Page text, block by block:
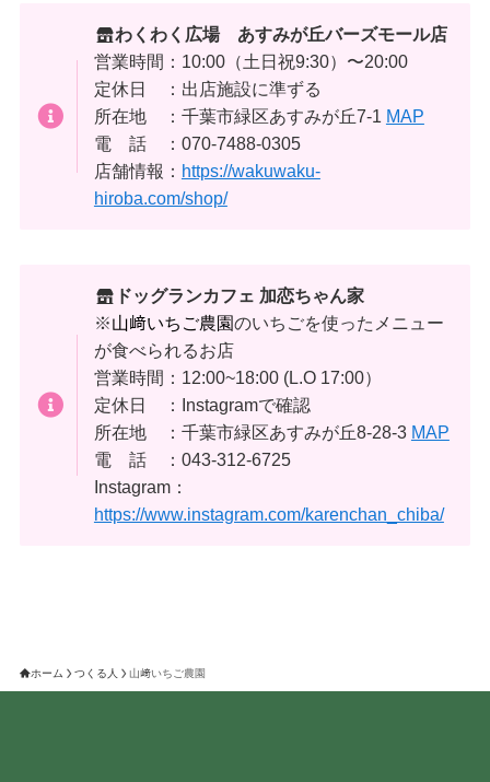
わくわく広場 あすみが丘バーズモール店
営業時間：10:00（土日祝9:30）〜20:00
定休日 ：出店施設に準ずる
所在地 ：千葉市緑区あすみが丘7-1 MAP
電 話 ：070-7488-0305
店舗情報： https://wakuwaku-
hiroba.com/shop/
ドッグランカフェ 加恋ちゃん家
※山﨑いちご農園のいちごを使ったメニュー
が食べられるお店
営業時間：12:00~18:00 (L.O 17:00）
定休日 ：Instagramで確認
所在地 ：千葉市緑区あすみが丘8-28-3 MAP
電 話 ：043-312-6725
Instagram：
https://www.instagram.com/karenchan_chiba/
ホーム つくる人 山﨑いちご農園